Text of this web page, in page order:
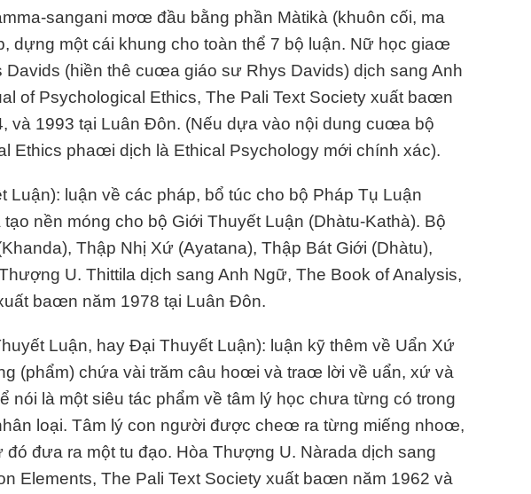
sangani mơœ đầu bằng phần Màtikà (khuôn cối, ma
dựng một cái khung cho toàn thể 7 bộ luận. Nữ học giaœ
Davids (hiền thê cuœa giáo sư Rhys Davids) dịch sang Anh
of Psychological Ethics, The Pali Text Society xuất baœn
và 1993 tại Luân Đôn. (Nếu dựa vào nội dung cuœa bộ
Ethics phaœi dịch là Ethical Psychology mới chính xác).
Luận): luận về các pháp, bổ túc cho bộ Pháp Tụ Luận
nền móng cho bộ Giới Thuyết Luận (Dhàtu-Kathà). Bộ
Thập Nhị Xứ (Ayatana), Thập Bát Giới (Dhàtu),
U. Thittila dịch sang Anh Ngữ, The Book of Analysis,
baœn năm 1978 tại Luân Đôn.
Luận, hay Đại Thuyết Luận): luận kỹ thêm về Uẩn Xứ
(phẩm) chứa vài trăm câu hoœi và traœ lời về uẩn, xứ và
nói là một siêu tác phẩm về tâm lý học chưa từng có trong
loại. Tâm lý con người được cheœ ra từng miếng nhoœ,
đưa ra một tu đạo. Hòa Thượng U. Nàrada dịch sang
Elements, The Pali Text Society xuất baœn năm 1962 và